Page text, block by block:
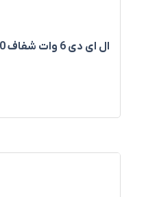
ال ای دی 6 وات شفاف SMD GU10